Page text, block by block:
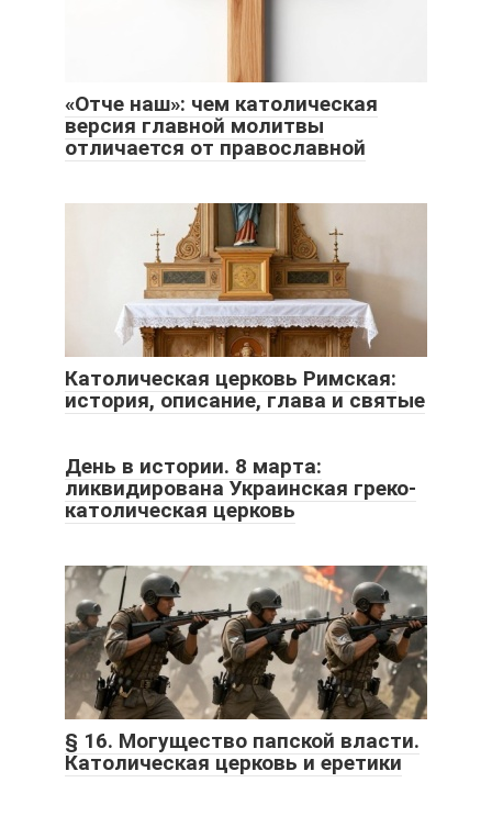
«Отче наш»: чем католическая
версия главной молитвы
отличается от православной
Католическая церковь Римская:
история, описание, глава и святые
День в истории. 8 марта:
ликвидирована Украинская греко-
католическая церковь
§ 16. Могущество папской власти.
Католическая церковь и еретики